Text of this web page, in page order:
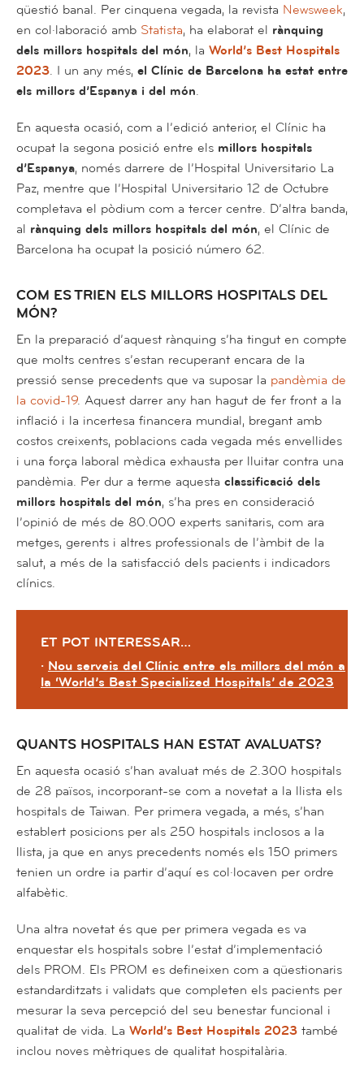
qüestió banal. Per cinquena vegada, la revista Newsweek,
en col·laboració amb Statista, ha elaborat el rànquing
dels millors hospitals del món, la World’s Best Hospitals
2023. I un any més, el Clínic de Barcelona ha estat entre
els millors d’Espanya i del món.
En aquesta ocasió, com a l’edició anterior, el Clínic ha
ocupat la segona posició entre els millors hospitals
d’Espanya, només darrere de l’Hospital Universitario La
Paz, mentre que l’Hospital Universitario 12 de Octubre
completava el pòdium com a tercer centre. D’altra banda,
al rànquing dels millors hospitals del món, el Clínic de
Barcelona ha ocupat la posició número 62.
COM ES TRIEN ELS MILLORS HOSPITALS DEL
MÓN?
En la preparació d’aquest rànquing s’ha tingut en compte
que molts centres s’estan recuperant encara de la
pressió sense precedents que va suposar la pandèmia de
la covid-19. Aquest darrer any han hagut de fer front a la
inflació i la incertesa financera mundial, bregant amb
costos creixents, poblacions cada vegada més envellides
i una força laboral mèdica exhausta per lluitar contra una
pandèmia. Per dur a terme aquesta classificació dels
millors hospitals del món, s’ha pres en consideració
l’opinió de més de 80.000 experts sanitaris, com ara
metges, gerents i altres professionals de l’àmbit de la
salut, a més de la satisfacció dels pacients i indicadors
clínics.
ET POT INTERESSAR…
· Nou serveis del Clínic entre els millors del món a
la ‘World’s Best Specialized Hospitals’ de 2023
QUANTS HOSPITALS HAN ESTAT AVALUATS?
En aquesta ocasió s’han avaluat més de 2.300 hospitals
de 28 països, incorporant-se com a novetat a la llista els
hospitals de Taiwan. Per primera vegada, a més, s’han
establert posicions per als 250 hospitals inclosos a la
llista, ja que en anys precedents només els 150 primers
tenien un ordre ia partir d’aquí es col·locaven per ordre
alfabètic.
Una altra novetat és que per primera vegada es va
enquestar els hospitals sobre l’estat d’implementació
dels PROM. Els PROM es defineixen com a qüestionaris
estandarditzats i validats que completen els pacients per
mesurar la seva percepció del seu benestar funcional i
qualitat de vida. La World’s Best Hospitals 2023 també
inclou noves mètriques de qualitat hospitalària.